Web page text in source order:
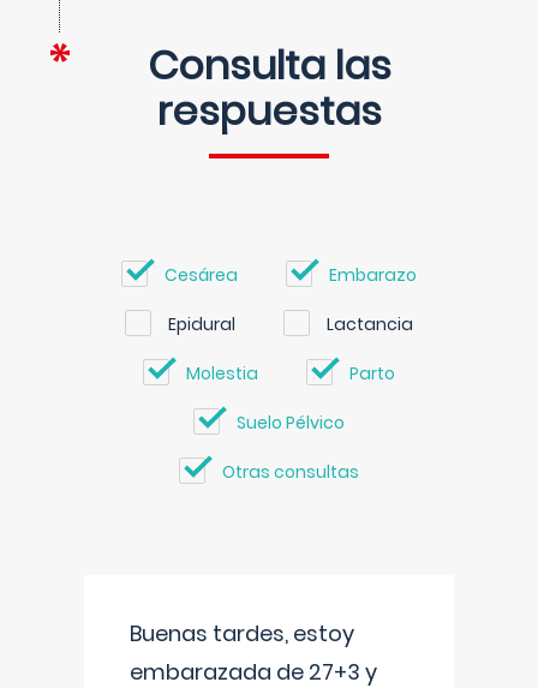
Consulta las
respuestas
Cesárea Embarazo
Epidural Lactancia
Molestia Parto
Suelo Pélvico
Otras consultas
Buenas tardes, estoy
embarazada de 27+3 y